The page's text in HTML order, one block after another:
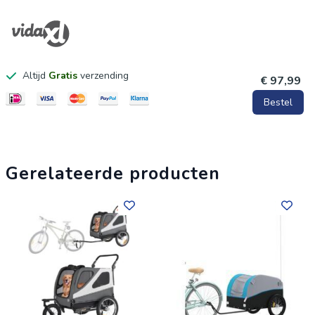
Diameter wielen: 34 cm
Draagvermogen trekhaak: 3 - 11 kg
Montage vereist: ja
Altijd Gratis verzending € 97,99
Bestel
Gerelateerde producten